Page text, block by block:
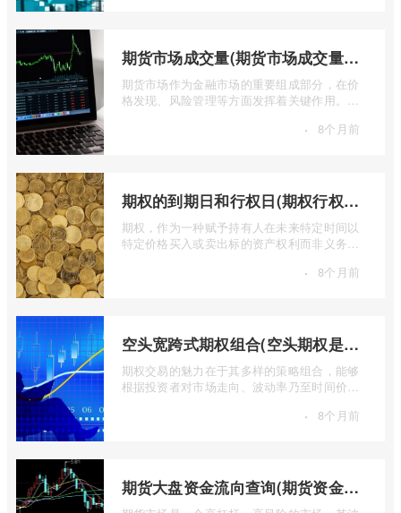
期货市场成交量(期货市场成交量萎缩)
期货市场作为金融市场的重要组成部分，在价
格发现、风险管理等方面发挥着关键作用。近
· 8个月前
期权的到期日和行权日(期权行权日到期虚值期权都将清零)
期权，作为一种赋予持有人在未来特定时间以
特定价格买入或卖出标的资产权利而非义务的
· 8个月前
空头宽跨式期权组合(空头期权是什么意思)
期权交易的魅力在于其多样的策略组合，能够
根据投资者对市场走向、波动率乃至时间价值
· 8个月前
期货大盘资金流向查询(期货资金流向查询)